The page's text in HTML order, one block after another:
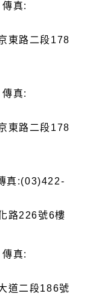
真:
東路二段178
真:
東路二段178
真:(03)422-
路226號6樓
真:
道二段186號